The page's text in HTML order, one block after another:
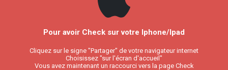
Pour avoir Check sur votre Iphone/Ipad
Cliquez sur le signe "Partager" de votre navigateur internet
Choisissez "sur l'écran d'accueil"
Vous avez maintenant un raccourci vers la page Check